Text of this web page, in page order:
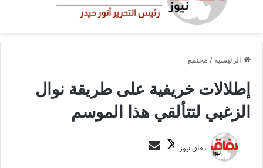
الرئيسية / مجتمع
إطلالات خريفية على طريقة نوال
الزغبي لتتألقي هذا الموسم
دفاق نيوز
ت